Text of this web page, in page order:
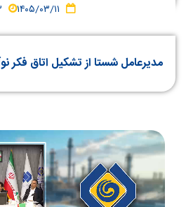
۱۴۰۵/۰۳/۱۱
مدیرعامل شستا از تشکیل اتاق فکر